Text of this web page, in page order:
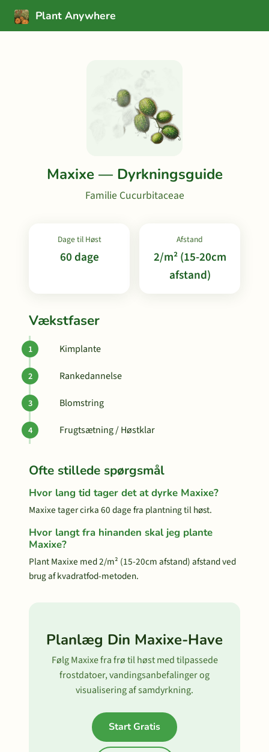
Plant Anywhere
Maxixe — Dyrkningsguide
Familie Cucurbitaceae
Dage til Høst
60 dage
Afstand
2/m² (15-20cm
afstand)
Vækstfaser
Kimplante
Rankedannelse
Blomstring
Frugtsætning / Høstklar
Ofte stillede spørgsmål
Hvor lang tid tager det at dyrke Maxixe?
Maxixe tager cirka 60 dage fra plantning til høst.
Hvor langt fra hinanden skal jeg plante
Maxixe?
Plant Maxixe med 2/m² (15-20cm afstand) afstand ved
brug af kvadratfod-metoden.
Planlæg Din Maxixe-Have
Følg Maxixe fra frø til høst med tilpassede
frostdatoer, vandingsanbefalinger og
visualisering af samdyrkning.
Start Gratis